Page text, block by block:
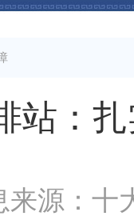
站：
来源：十